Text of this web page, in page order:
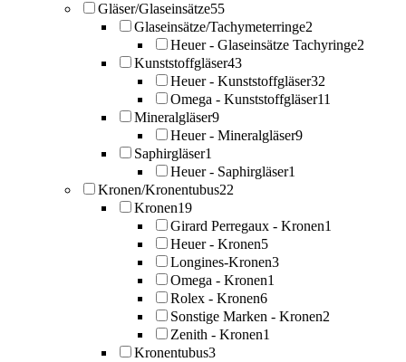
Gläser/Glaseinsätze55
Glaseinsätze/Tachymeterringe2
Heuer - Glaseinsätze Tachyringe2
Kunststoffgläser43
Heuer - Kunststoffgläser32
Omega - Kunststoffgläser11
Mineralgläser9
Heuer - Mineralgläser9
Saphirgläser1
Heuer - Saphirgläser1
Kronen/Kronentubus22
Kronen19
Girard Perregaux - Kronen1
Heuer - Kronen5
Longines-Kronen3
Omega - Kronen1
Rolex - Kronen6
Sonstige Marken - Kronen2
Zenith - Kronen1
Kronentubus3